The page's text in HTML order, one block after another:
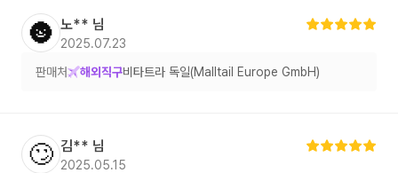
🌚 노** 님
2025.07.23
판매처 해외직구비타트라 독일(Malltail Europe GmbH)
🙄 김** 님
2025.05.15